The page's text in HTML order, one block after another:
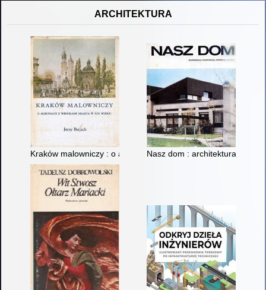
ARCHITEKTURA
Kraków malowniczy : o albumach z widokami miasta w XIX
Nasz dom : architektura,